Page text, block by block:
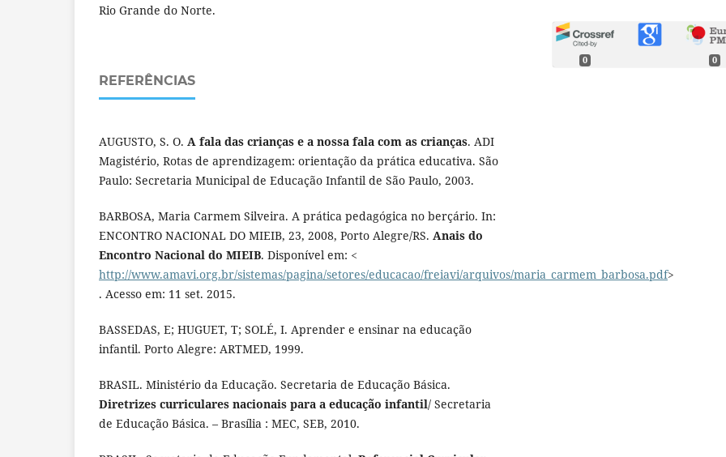
Rio Grande do Norte.
REFERÊNCIAS
AUGUSTO, S. O. A fala das crianças e a nossa fala com as crianças. ADI
Magistério, Rotas de aprendizagem: orientação da prática educativa. São
Paulo: Secretaria Municipal de Educação Infantil de São Paulo, 2003.
BARBOSA, Maria Carmem Silveira. A prática pedagógica no berçário. In:
ENCONTRO NACIONAL DO MIEIB, 23, 2008, Porto Alegre/RS. Anais do
Encontro Nacional do MIEIB. Disponível em: <
http://www.amavi.org.br/sistemas/pagina/setores/educacao/freiavi/arquivos/maria_carmem_barbosa.pdf>
. Acesso em: 11 set. 2015.
BASSEDAS, E; HUGUET, T; SOLÉ, I. Aprender e ensinar na educação
infantil. Porto Alegre: ARTMED, 1999.
BRASIL. Ministério da Educação. Secretaria de Educação Básica.
Diretrizes curriculares nacionais para a educação infantil/ Secretaria
de Educação Básica. – Brasília : MEC, SEB, 2010.
0 0